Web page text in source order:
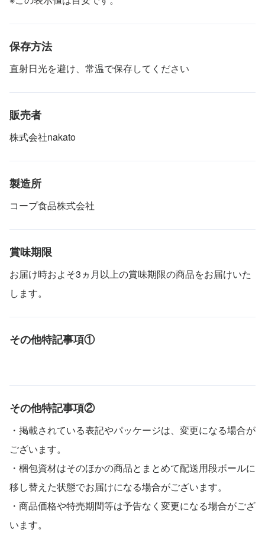
保存方法
直射日光を避け、常温で保存してください
販売者
株式会社nakato
製造所
コープ食品株式会社
賞味期限
お届け時およそ3ヵ月以上の賞味期限の商品をお届けいた
します。
その他特記事項①
その他特記事項②
・掲載されている表記やパッケージは、変更になる場合が
ございます。
・梱包資材はそのほかの商品とまとめて配送用段ボールに
移し替えた状態でお届けになる場合がございます。
・商品価格や特売期間等は予告なく変更になる場合がござ
います。